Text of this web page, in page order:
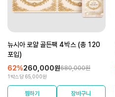
뉴시아 로얄 골든팩 4박스 (총 120
포입)
62%260,000원680,000원
1박스당 65,000원